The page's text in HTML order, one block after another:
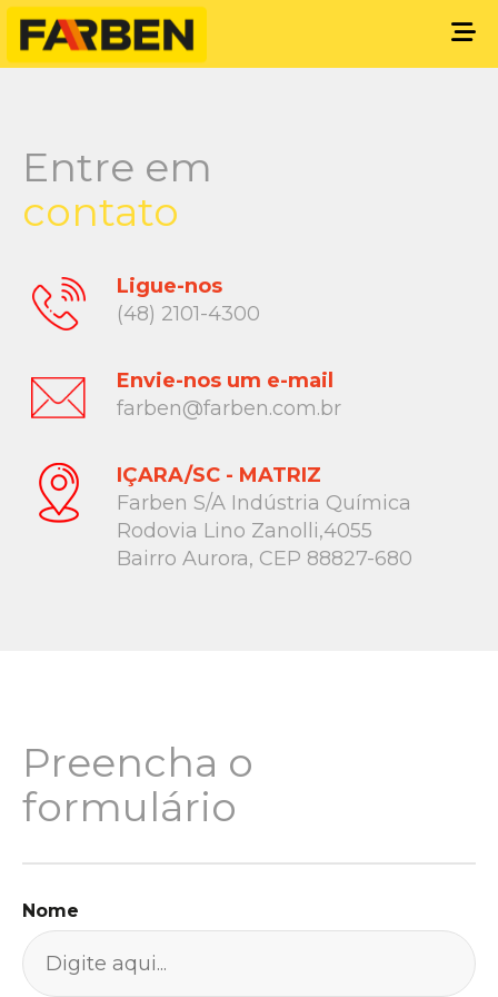
Entre em
contato
Ligue-nos
(48) 2101-4300
Envie-nos um e-mail
farben@farben.com.br
IÇARA/SC - MATRIZ
Farben S/A Indústria Química
Rodovia Lino Zanolli,4055
Bairro Aurora, CEP 88827-680
Preencha o
formulário
Nome